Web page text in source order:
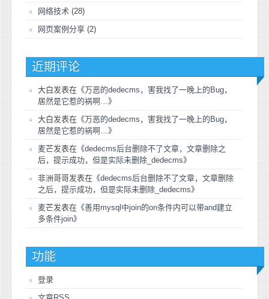
网络技术 (28)
网页案例分享 (2)
近期评论
大白发表在《万恶的dedecms，害我找了一晚上的Bug，
居然是它惹的祸啊… 》
大白发表在《万恶的dedecms，害我找了一晚上的Bug，
居然是它惹的祸啊… 》
麦芒发表在《dedecms后台删除不了文章，文章删除之
后，提示成功，但是实际未删除_dedecms》
非洲哥哥发表在《dedecms后台删除不了文章，文章删除
之后，提示成功，但是实际未删除_dedecms》
麦芒发表在《善用mysql中join的on条件内可以带and建立
多条件join》
功能
登录